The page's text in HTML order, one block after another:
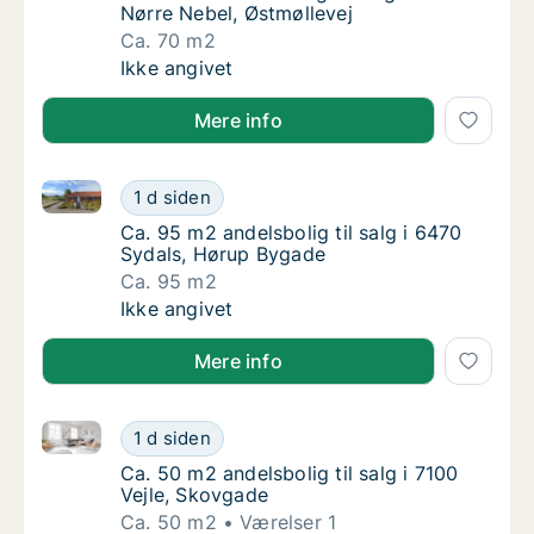
Nørre Nebel, Østmøllevej
Ca. 70 m2
Ca. 70 m2 andelsbolig til salg i 6830 Nørre
Ikke angivet
Mere info
Ca. 95 m2 andelsbolig til salg i 6470
1 d siden
Ca. 95 m2 andelsbolig til salg i 6470 Sydals, Hørup
Ca. 95 m2 andelsbolig til salg i 6470
Ca. 95 m2 andelsbolig til salg i 6470
Sydals, Hørup Bygade
Ca. 95 m2
Ca. 95 m2 andelsbolig til salg i 6470
Ikke angivet
Mere info
Ca. 50 m2 andelsbolig til salg i 7100 Vejle,
1 d siden
Ca. 50 m2 andelsbolig til salg i 7100 Vejle, Skovgade
Ca. 50 m2 andelsbolig til salg i 7100 Vejle,
Ca. 50 m2 andelsbolig til salg i 7100
Vejle, Skovgade
Ca. 50 m2
Værelser 1